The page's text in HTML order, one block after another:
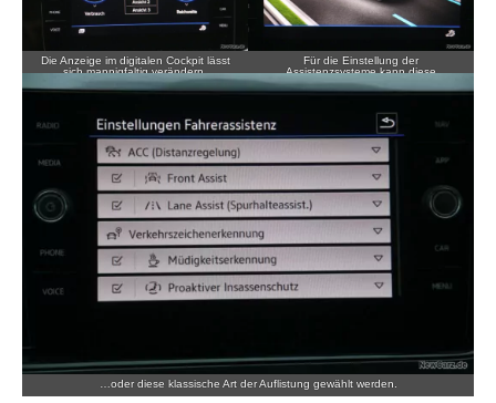
Die Anzeige im digitalen Cockpit lässt
sich mannigfaltig verändern.
Für die Einstellung der
Assistenzsysteme kann diese
Visualisierung genutzt…
…oder diese klassische Art der Auflistung gewählt werden.